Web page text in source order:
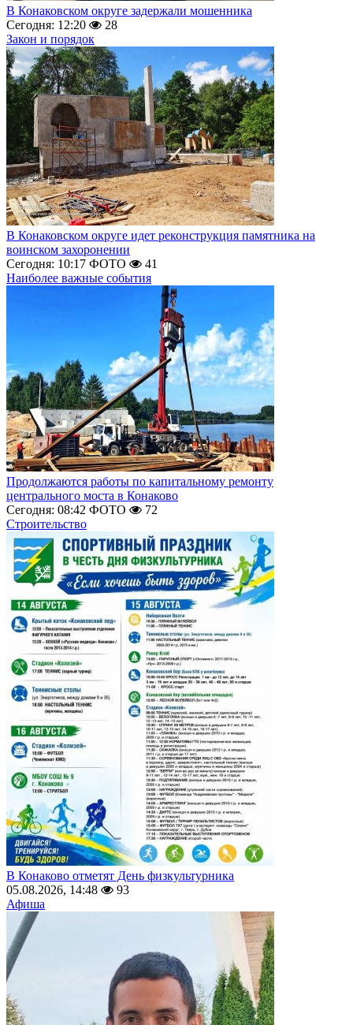
В Конаковском округе задержали мошенника
Сегодня: 12:20
28
Закон и порядок
В Конаковском округе идет реконструкция памятника на
воинском захоронении
Сегодня: 10:17 ФОТО
41
Наиболее важные события
Продолжаются работы по капитальному ремонту
центрального моста в Конаково
Сегодня: 08:42 ФОТО
72
Строительство
В Конаково отметят День физкультурника
05.08.2026, 14:48
93
Афиша